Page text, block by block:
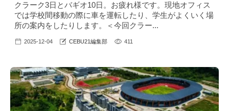
クラーク3日とバギオ10日。お疲れ様です。現地オフィス
では学校間移動の際に車を運転したり、学生がよくいく場
所の案内をしたりします。＜今回クラー...
2025-12-04 CEBU21編集部 411